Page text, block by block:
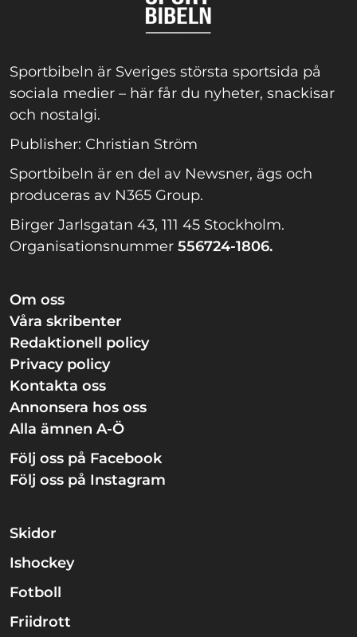
Sportbibeln är Sveriges största sportsida på
sociala medier – här får du nyheter, snackisar
och nostalgi.
Publisher: Christian Ström
Sportbibeln är en del av Newsner, ägs och
produceras av N365 Group.
Birger Jarlsgatan 43, 111 45 Stockholm.
Organisationsnummer 556724-1806.
Om oss
Våra skribenter
Redaktionell policy
Privacy policy
Kontakta oss
Annonsera hos oss
Alla ämnen A-Ö
Följ oss på Facebook
Följ oss på Instagram
Skidor
Ishockey
Fotboll
Friidrott